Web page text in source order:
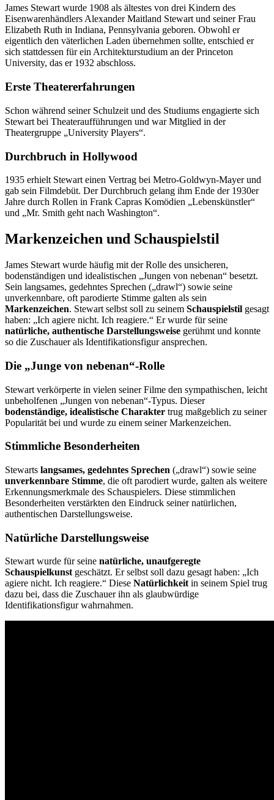
James Stewart wurde 1908 als ältestes von drei Kindern des
Eisenwarenhändlers Alexander Maitland Stewart und seiner Frau
Elizabeth Ruth in Indiana, Pennsylvania geboren. Obwohl er
eigentlich den väterlichen Laden übernehmen sollte, entschied er
sich stattdessen für ein Architekturstudium an der Princeton
University, das er 1932 abschloss.
Erste Theatererfahrungen
Schon während seiner Schulzeit und des Studiums engagierte sich
Stewart bei Theateraufführungen und war Mitglied in der
Theatergruppe „University Players“.
Durchbruch in Hollywood
1935 erhielt Stewart einen Vertrag bei Metro-Goldwyn-Mayer und
gab sein Filmdebüt. Der Durchbruch gelang ihm Ende der 1930er
Jahre durch Rollen in Frank Capras Komödien „Lebenskünstler“
und „Mr. Smith geht nach Washington“.
Markenzeichen und Schauspielstil
James Stewart wurde häufig mit der Rolle des unsicheren,
bodenständigen und idealistischen „Jungen von nebenan“ besetzt.
Sein langsames, gedehntes Sprechen („drawl“) sowie seine
unverkennbare, oft parodierte Stimme galten als sein
Markenzeichen. Stewart selbst soll zu seinem Schauspielstil gesagt
haben: „Ich agiere nicht. Ich reagiere.“ Er wurde für seine
natürliche, authentische Darstellungsweise gerühmt und konnte
so die Zuschauer als Identifikationsfigur ansprechen.
Die „Junge von nebenan“-Rolle
Stewart verkörperte in vielen seiner Filme den sympathischen, leicht
unbeholfenen „Jungen von nebenan“-Typus. Dieser
bodenständige, idealistische Charakter trug maßgeblich zu seiner
Popularität bei und wurde zu einem seiner Markenzeichen.
Stimmliche Besonderheiten
Stewarts langsames, gedehntes Sprechen („drawl“) sowie seine
unverkennbare Stimme, die oft parodiert wurde, galten als weitere
Erkennungsmerkmale des Schauspielers. Diese stimmlichen
Besonderheiten verstärkten den Eindruck seiner natürlichen,
authentischen Darstellungsweise.
Natürliche Darstellungsweise
Stewart wurde für seine natürliche, unaufgeregte
Schauspielkunstgeschätzt. Er selbst soll dazu gesagt haben: „Ich
agiere nicht. Ich reagiere.“ Diese Natürlichkeitin seinem Spiel trug
dazu bei, dass die Zuschauer ihn als glaubwürdige
Identifikationsfigur wahrnahmen.